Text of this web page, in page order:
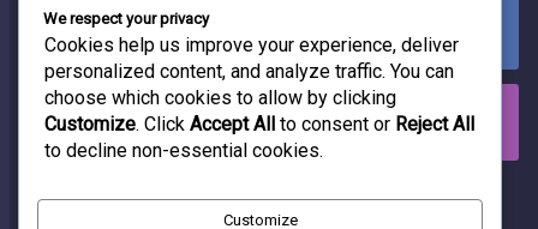
FACEBOOK
0LIKES
INSTAGRAM
0FOLLOWERS
RADIO
We respect your privacy
Cookies help us improve your experience, deliver
personalized content, and analyze traffic. You can
choose which cookies to allow by clicking
Customize. Click Accept All to consent or Reject All
to decline non-essential cookies.
Customize